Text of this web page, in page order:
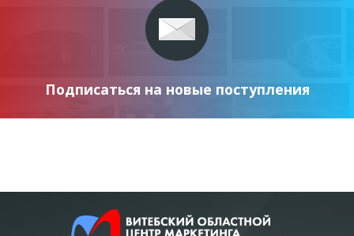
Подписаться на новые поступления